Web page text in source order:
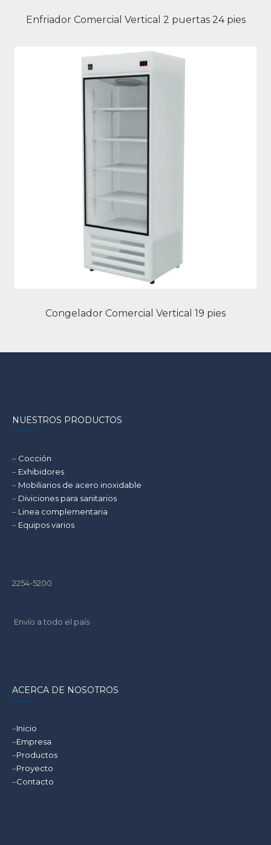
Enfriador Comercial Vertical 2 puertas 24 pies
Congelador Comercial Vertical 19 pies
NUESTROS PRODUCTOS
– Cocción
– Exhibidores
– Mobiliarios de acero inoxidable
– Diviciones para sanitarios
– Linea complementaria
– Equipos varios
2254-5200
Envío a todo el país
ACERCA DE NOSOTROS
–Inicio
–Empresa
–Productos
–Proyecto
–Contacto